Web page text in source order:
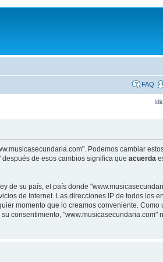
FAQ
Podemos cambiar
de esos cambios significa que acuerda
de su país, el país donde
de Internet. Las direcciones IP de todos los
momento que lo creamos conveniente. Como
consentimiento, "www.musicasecundaria.com"